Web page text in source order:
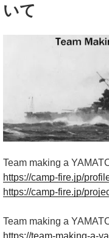
いて
Team making a
https://camp-fire.jp/
https://camp-fire.jp/
Team making a
https://team-making-a-